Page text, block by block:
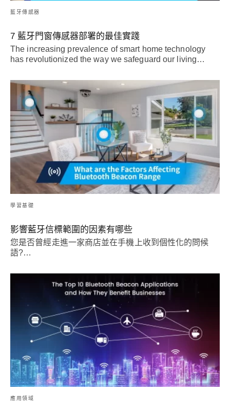
藍牙傳感器
7 藍牙門窗傳感器部署的最佳實踐
The increasing prevalence of smart home technology
has revolutionized the way we safeguard our living…
學習基礎
影響藍牙信標範圍的因素有哪些
您是否曾經走進一家商店並在手機上收到個性化的問候
語?…
應用領域